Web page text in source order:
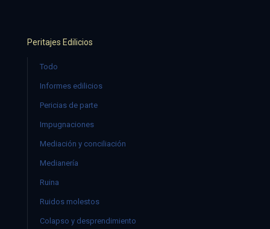
Peritajes Edilicios
Todo
Informes edilicios
Pericias de parte
Impugnaciones
Mediación y conciliación
Medianería
Ruina
Ruidos molestos
Colapso y desprendimiento